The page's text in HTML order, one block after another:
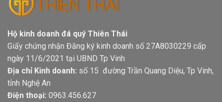
Hộ kinh doanh đá quý Thiên Thái
Giấy chứng nhận Đăng ký kinh doanh số 27A8030229 cấp
ngày 11/6/2021 tại UBND Tp Vinh
Địa chỉ Kinh doanh: số 15 đường Trần Quang Diệu, Tp Vinh,
tỉnh Nghệ An
Điện thoại: 0963.456.627